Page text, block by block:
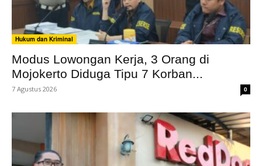
Hukum dan Kriminal
Modus Lowongan Kerja, 3 Orang di
Mojokerto Diduga Tipu 7 Korban...
7 Agustus 2026 0